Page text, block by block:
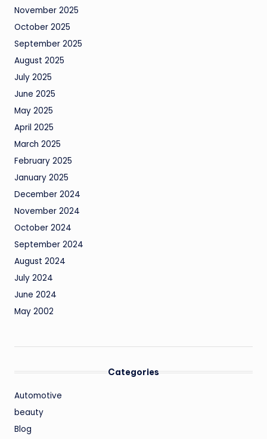
November 2025
October 2025
September 2025
August 2025
July 2025
June 2025
May 2025
April 2025
March 2025
February 2025
January 2025
December 2024
November 2024
October 2024
September 2024
August 2024
July 2024
June 2024
May 2002
Categories
Automotive
beauty
Blog